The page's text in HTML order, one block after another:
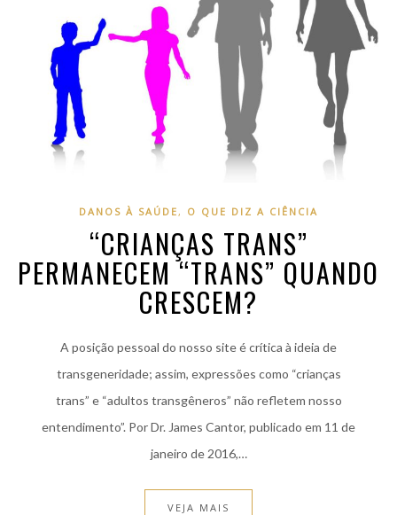
DANOS À SAÚDE , O QUE DIZ A CIÊNCIA
“CRIANÇAS TRANS”
PERMANECEM “TRANS” QUANDO
CRESCEM?
A posição pessoal do nosso site é crítica à ideia de
transgeneridade; assim, expressões como “crianças
trans” e “adultos transgêneros” não refletem nosso
entendimento”. Por Dr. James Cantor, publicado em 11 de
janeiro de 2016,…
VEJA MAIS